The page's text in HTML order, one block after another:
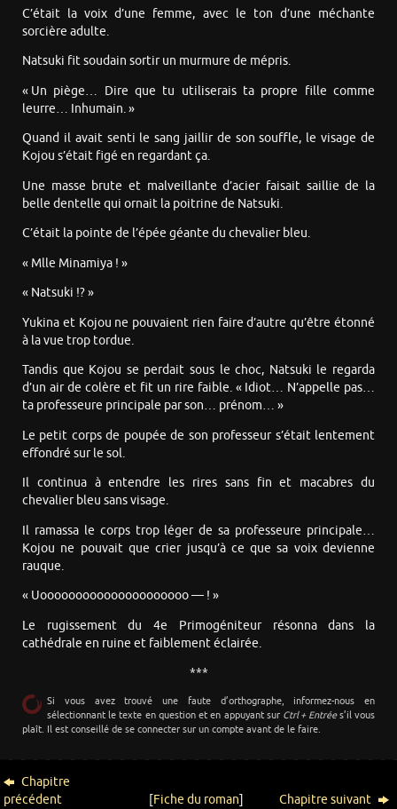
C’était la voix d’une femme, avec le ton d’une méchante
sorcière adulte.
Natsuki fit soudain sortir un murmure de mépris.
« Un piège… Dire que tu utiliserais ta propre fille comme
leurre… Inhumain. »
Quand il avait senti le sang jaillir de son souffle, le visage de
Kojou s’était figé en regardant ça.
Une masse brute et malveillante d’acier faisait saillie de la
belle dentelle qui ornait la poitrine de Natsuki.
C’était la pointe de l’épée géante du chevalier bleu.
« Mlle Minamiya ! »
« Natsuki !? »
Yukina et Kojou ne pouvaient rien faire d’autre qu’être étonné
à la vue trop tordue.
Tandis que Kojou se perdait sous le choc, Natsuki le regarda
d’un air de colère et fit un rire faible. « Idiot… N’appelle pas…
ta professeure principale par son… prénom… »
Le petit corps de poupée de son professeur s’était lentement
effondré sur le sol.
Il continua à entendre les rires sans fin et macabres du
chevalier bleu sans visage.
Il ramassa le corps trop léger de sa professeure principale…
Kojou ne pouvait que crier jusqu’à ce que sa voix devienne
rauque.
« Uooooooooooooooooooooo — ! »
Le rugissement du 4e Primogéniteur résonna dans la
cathédrale en ruine et faiblement éclairée.
***
Si vous avez trouvé une faute d’orthographe, informez-nous en
sélectionnant le texte en question et en appuyant sur Ctrl + Entrées’il vous
plaît. Il est conseillé de se connecter sur un compte avant de le faire.
Chapitre
précédent
[Fiche du roman] Chapitre suivant